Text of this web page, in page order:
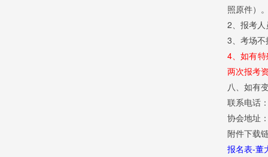
照原件）
2、报考
3、考场
4、如有
两次报考
八、如有
联系电话
协会地址
附件下载
报名表-董